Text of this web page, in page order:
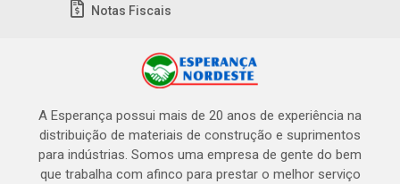
Notas Fiscais
A Esperança possui mais de 20 anos de experiência na
distribuição de materiais de construção e suprimentos
para indústrias. Somos uma empresa de gente do bem
que trabalha com afinco para prestar o melhor serviço